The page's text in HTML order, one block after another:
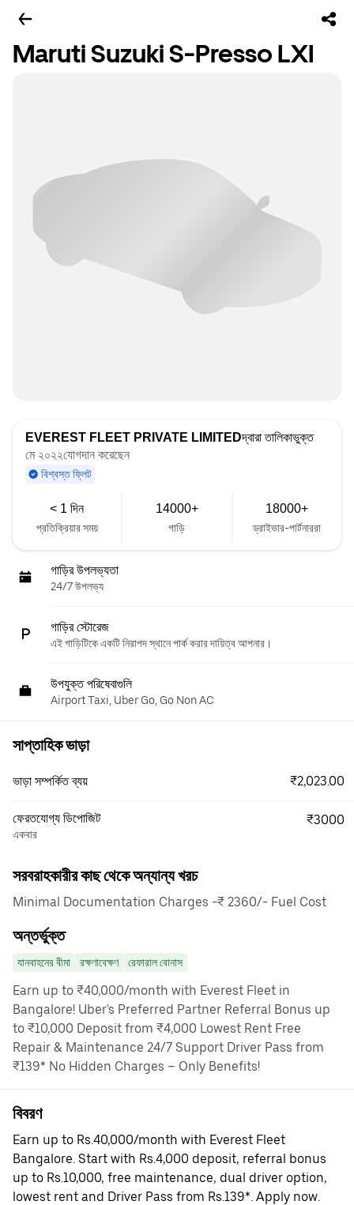
Maruti Suzuki S-Presso LXI
EVEREST FLEET PRIVATE LIMITEDদ্বারা তালিকাভুক্ত
মে ২০২২যোগদান করেছেন
বিশ্বস্ত ফ্লিট
< 1 দিন
প্রতিক্রিয়ার সময়
14000+
গাড়ি
18000+
ড্রাইভার-পার্টনাররা
গাড়ির উপলভ্যতা
24/7 উপলভ্য
গাড়ির স্টোরেজ
এই গাড়িটিকে একটি নিরাপদ স্থানে পার্ক করার দায়িত্ব আপনার।
উপযুক্ত পরিষেবাগুলি
Airport Taxi, Uber Go, Go Non AC
সাপ্তাহিক ভাড়া
ভাড়া সম্পর্কিত ব্যয় ₹2,023.00
ফেরতযোগ্য ডিপোজিট
একবার
₹3000
সরবরাহকারীর কাছ থেকে অন্যান্য খরচ
Minimal Documentation Charges -₹ 2360/- Fuel Cost
অন্তর্ভুক্ত
যানবাহনের বীমা রক্ষণাবেক্ষণ রেফারাল বোনাস
Earn up to ₹40,000/month with Everest Fleet in
Bangalore! Uber's Preferred Partner Referral Bonus up
to ₹10,000 Deposit from ₹4,000 Lowest Rent Free
Repair & Maintenance 24/7 Support Driver Pass from
₹139* No Hidden Charges – Only Benefits!
বিবরণ
Earn up to Rs.40,000/month with Everest Fleet
Bangalore. Start with Rs.4,000 deposit, referral bonus
up to Rs.10,000, free maintenance, dual driver option,
lowest rent and Driver Pass from Rs.139*. Apply now.